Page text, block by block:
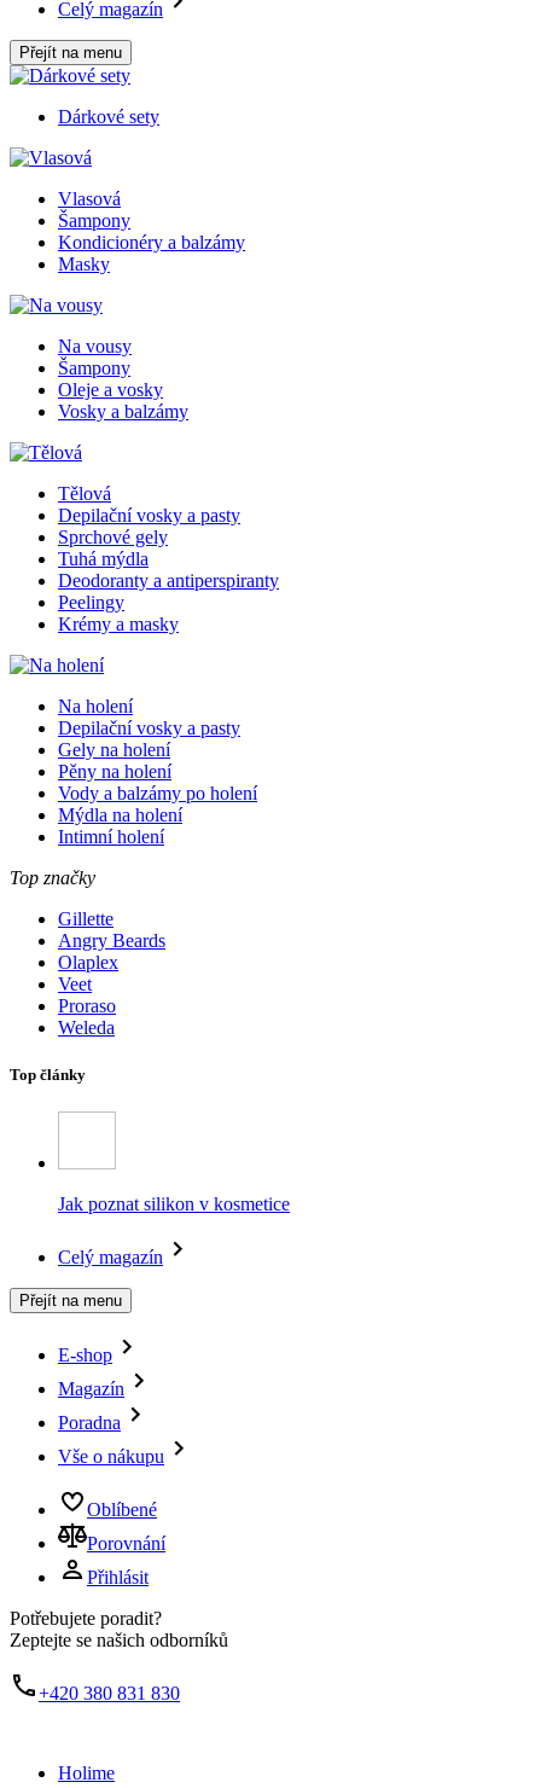
Celý magazín
Přejít na menu
Dárkové sety
Vlasová
Šampony
Kondicionéry a balzámy
Masky
Na vousy
Šampony
Oleje a vosky
Vosky a balzámy
Tělová
Depilační vosky a pasty
Sprchové gely
Tuhá mýdla
Deodoranty a antiperspiranty
Peelingy
Krémy a masky
Na holení
Depilační vosky a pasty
Gely na holení
Pěny na holení
Vody a balzámy po holení
Mýdla na holení
Intimní holení
Top značky
Gillette
Angry Beards
Olaplex
Veet
Proraso
Weleda
Top články
Jak poznat silikon v kosmetice
Celý magazín
Přejít na menu
E-shop
Magazín
Poradna
Vše o nákupu
Oblíbené
Porovnání
Přihlásit
Potřebujete poradit?
Zeptejte se našich odborníků
+420 380 831 830
Holime